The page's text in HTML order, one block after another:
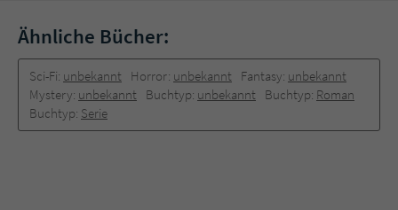
Ähnliche Bücher:
Sci-Fi: unbekannt Horror: unbekannt Fantasy: unbekannt
Mystery: unbekannt Buchtyp: unbekannt Buchtyp: Roman
Buchtyp: Serie